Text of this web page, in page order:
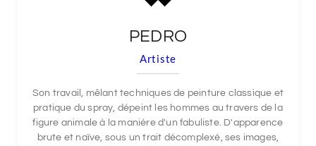
PEDRO
Artiste
Son travail, mêlant techniques de peinture classique et
pratique du spray, dépeint les hommes au travers de la
figure animale à la manière d'un fabuliste. D'apparence
brute et naïve, sous un trait décomplexé, ses images,